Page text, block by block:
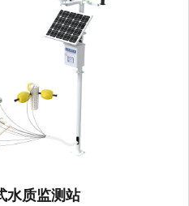
水质监测站